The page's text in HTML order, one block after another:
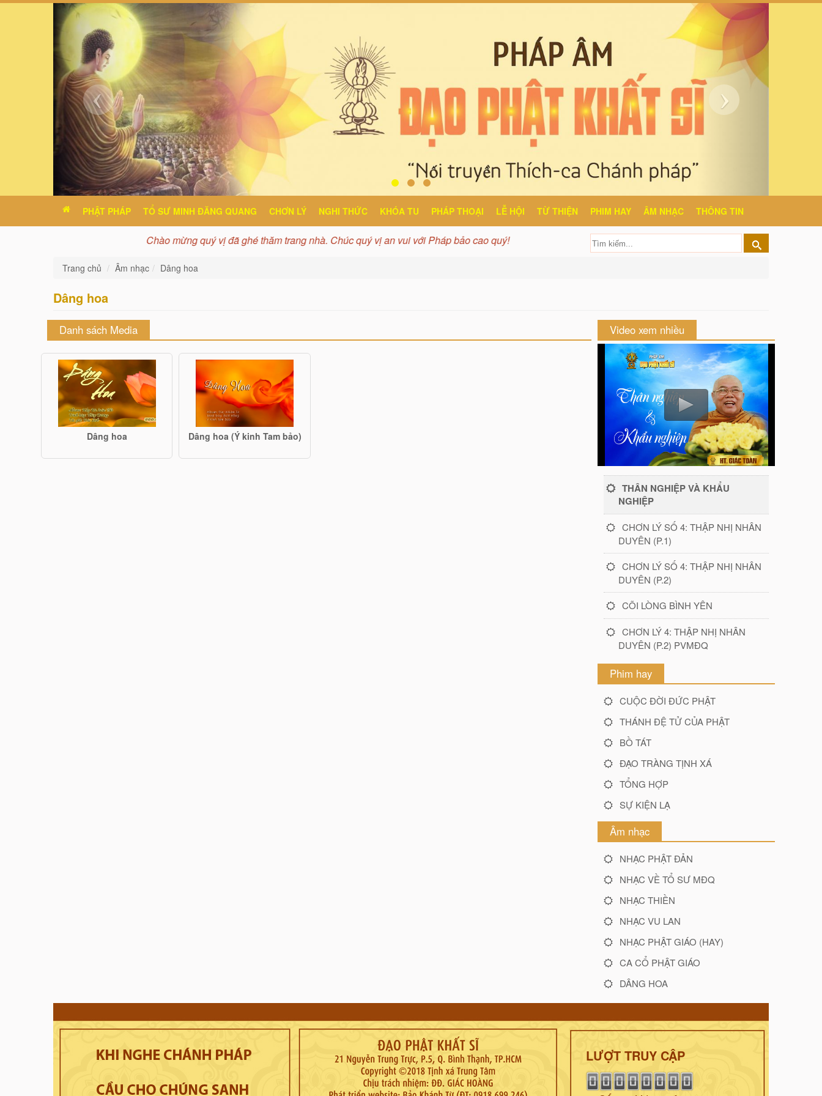
PHẬT PHÁP TỔ SƯ MINH ĐĂNG QUANG CHƠN LÝ NGHI THỨC KHÓA TU PHÁP THOẠI LỄ HỘI TỪ THIỆN PHIM HAY ÂM NHẠC THÔNG TIN
Chào mừng quý vị đã ghé thăm trang nhà. Chúc quý vị an vui với Pháp bảo cao quý!
Trang chủ Âm nhạc Dâng hoa
Dâng hoa
Danh sách Media
Dâng hoa Dâng hoa (Ý kinh Tam bảo)
Video xem nhiều
THÂN NGHIỆP VÀ KHẨU
NGHIỆP
CHƠN LÝ SỐ 4: THẬP NHỊ NHÂN
DUYÊN (P.1)
CHƠN LÝ SỐ 4: THẬP NHỊ NHÂN
DUYÊN (P.2)
CÕI LÒNG BÌNH YÊN
CHƠN LÝ 4: THẬP NHỊ NHÂN
DUYÊN (P.2) PVMĐQ
Phim hay
CUỘC ĐỜI ĐỨC PHẬT
THÁNH ĐỆ TỬ CỦA PHẬT
BỒ TÁT
ĐẠO TRÀNG TỊNH XÁ
TỔNG HỢP
SỰ KIỆN LẠ
Âm nhạc
NHẠC PHẬT ĐẢN
NHẠC VỀ TỔ SƯ MĐQ
NHẠC THIỀN
NHẠC VU LAN
NHẠC PHẬT GIÁO (HAY)
CA CỔ PHẬT GIÁO
DÂNG HOA
LƯỢT TRUY CẬP